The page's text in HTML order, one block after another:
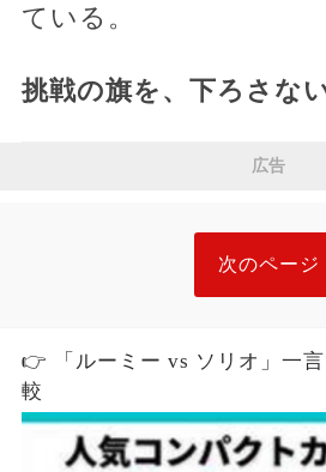
ている。
挑戦の旗を、下ろさな
広告
次のページ
👉 「ルーミー vs ソリオ」一
較